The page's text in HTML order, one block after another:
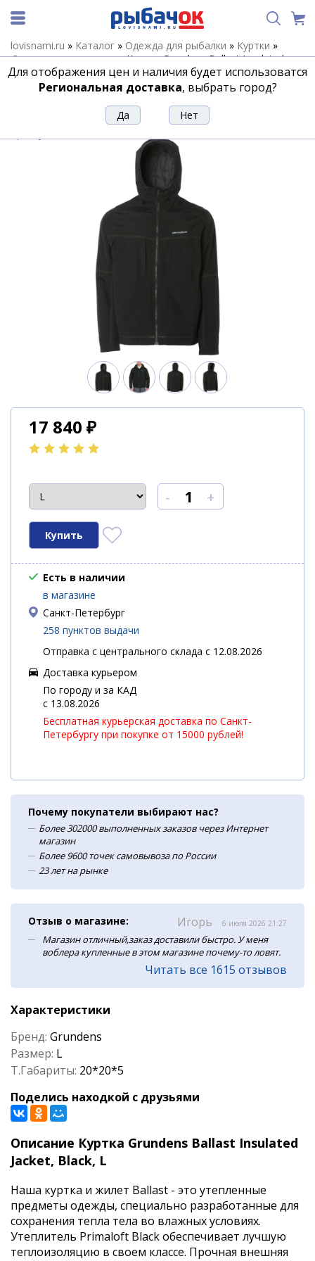
lovisnami.ru » Каталог » Одежда для рыбалки » Куртки »
Демисезонные куртки»Куртка Grundens Ballast Insulated
Jacket, Black, L
Куртка Grundens Ballast Insulated
Jacket, Black, L
17 840 ₽
- +
Есть в наличии
в магазине
Санкт-Петербург
258 пунктов выдачи
Отправка с центрального склада с 12.08.2026
Доставка курьером
По городу и за КАД
c 13.08.2026
Бесплатная курьерская доставка по Санкт-
Петербургу при покупке от 15000 рублей!
Почему покупатели выбирают нас?
Более 302000 выполненных заказов через Интернет
магазин
Более 9600 точек самовывоза по России
23 лет на рынке
Отзыв о магазине: Игорь 6 июля 2026 21:27
Магазин отличный,заказ доставили быстро. У меня
воблера купленные в этом магазине почему-то ловят.
Читать все 1615 отзывов
Характеристики
Бренд: Grundens
Размер: L
Т.Габариты: 20*20*5
Поделись находкой с друзьями
Описание Куртка Grundens Ballast Insulated
Jacket, Black, L
Наша куртка и жилет Ballast - это утепленные
предметы одежды, специально разработанные для
сохранения тепла тела во влажных условиях.
Утеплитель Primaloft Black обеспечивает лучшую
теплоизоляцию в своем классе. Прочная внешняя
Для отображения цен и наличия будет использоватся
Региональная доставка, выбрать город?